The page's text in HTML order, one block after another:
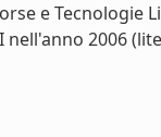
e
nell'anno 2006